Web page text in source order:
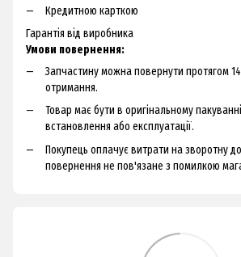
Кредитною карткою
Гарантія від виробника
Умови повернення:
Запчастину можна повернути протягом
отримання.
Товар має бути в оригінальному
встановлення або експлуатації.
Покупець оплачує витрати на зворотну
повернення не пов'язане з помилкою